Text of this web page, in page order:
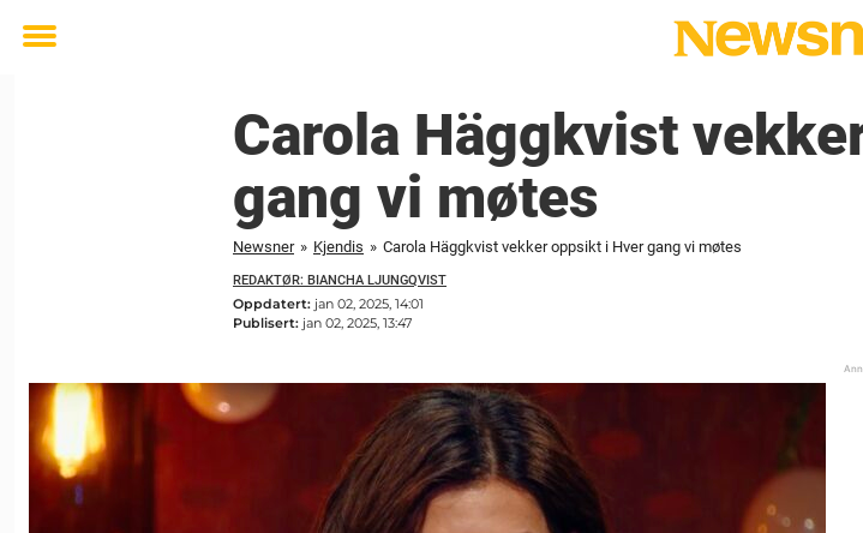
Toggle
Carola Häggkvist
gang vi møtes
Newsner » Kjendis » Carola Häggkvist vekker oppsikt i Hver gang vi møtes
REDAKTØR: BIANCHA LJUNGQVIST
Oppdatert: jan 02, 2025, 14:01
Publisert: jan 02, 2025, 13:47